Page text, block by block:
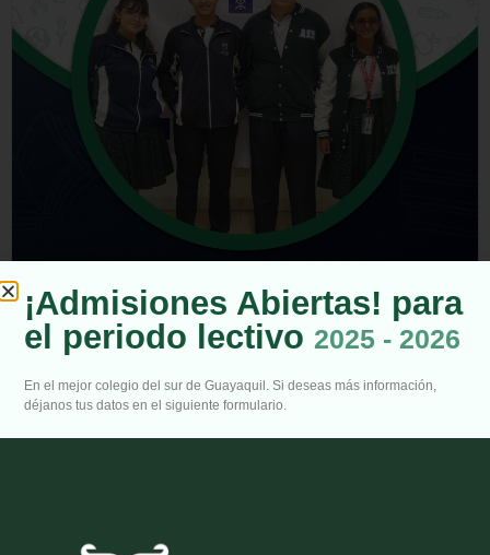
¡Admisiones Abiertas! para
el periodo lectivo2025 - 2026
En el mejor colegio del sur de Guayaquil. Si deseas más información,
déjanos tus datos en el siguiente formulario.